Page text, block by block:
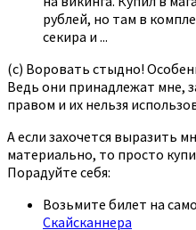
рублей, но там в
секира и ...
(с) Воровать стыдно!
Ведь они принадлежат мне,
правом и их нельзя
А если захочется выразить
материально, то просто
Порадуйте себя:
Возьмите билет на
Скайсканнера